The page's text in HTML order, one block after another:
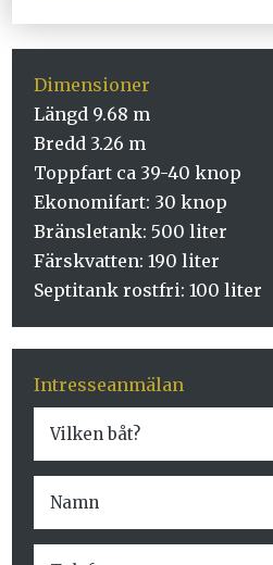
Dimensioner
Längd 9.68 m
Bredd 3.26 m
Toppfart ca 39-40 knop
Ekonomifart: 30 knop
Bränsletank: 500 liter
Färskvatten: 190 liter
Septitank rostfri: 100 liter
Intresseanmälan